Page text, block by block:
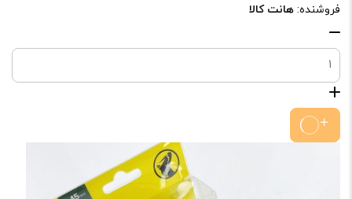
فروشنده: هانت کالا
نخ
ماهیگیری
اوریجینال
بولدوزر
۷D